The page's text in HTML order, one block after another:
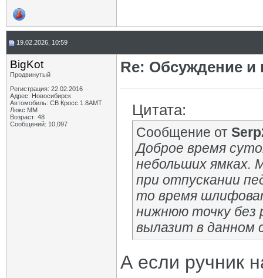
19.02.2026, 10:59
BigKot
Продвинутый
Регистрация: 22.02.2016
Адрес: Новосибирск
Автомобиль: СВ Кросс 1.8АМТ
Люкс ММ
Возраст: 48
Сообщений: 10,097
Re: Обсуждение
Цитата:
Сообщение от
Доброе время
небольших ямках.
при отпускании
то время
нижнюю точку без
вылазит в данном
А если ручник